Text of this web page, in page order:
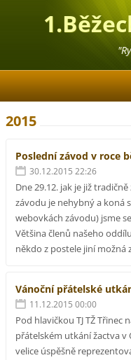
2015
Poslední závod v roce
30.12.2015 22:26
Dne 29.12. jak je již
závodu je nehybný a koná
webovkách závodu) jsme
Většina členů našeho
někdo z postele jiní možná
Vánoční přátelské
11.12.2015 00:00
Pod hlavičkou TJ TŽ Třinec
přátelském utkání žactva v
velice úspěšně